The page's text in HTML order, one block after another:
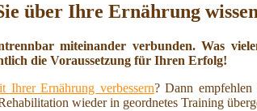
über Ihre Ernährung
miteinander verbunden. Was
die Voraussetzung für Ihren Erfolg!
Ihrer Ernährung verbessern? Dann
wieder in geordnetes Training